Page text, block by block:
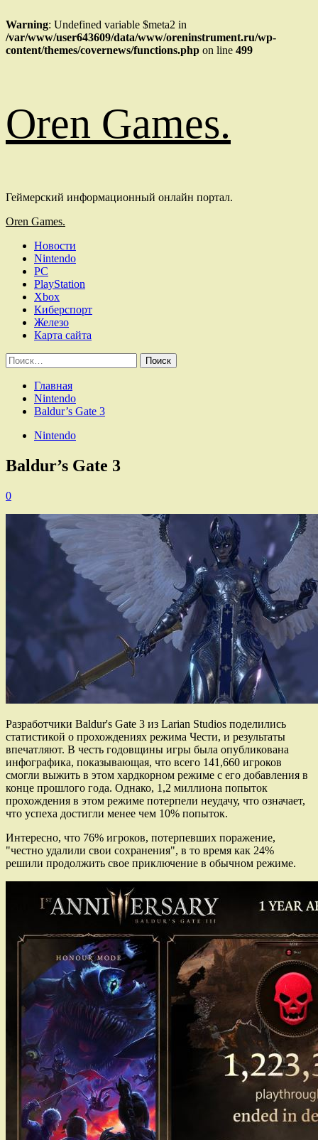
Warning: Undefined variable $meta2 in
/var/www/user643609/data/www/oreninstrument.ru/wp-
content/themes/covernews/functions.php on line 499
к
содержимому
Oren Games.
Геймерский информационный онлайн портал.
Основное
Oren Games.
Новости
Nintendo
PC
PlayStation
Xbox
Киберспорт
Железо
Карта сайта
Найти:
Главная
Nintendo
Baldur’s Gate 3
Nintendo
Baldur’s Gate 3
0
Разработчики Baldur's Gate 3 из Larian Studios поделились
статистикой о прохождениях режима Чести, и результаты
впечатляют. В честь годовщины игры была опубликована
инфографика, показывающая, что всего 141,660 игроков
смогли выжить в этом хардкорном режиме с его добавления в
конце прошлого года. Однако, 1,2 миллиона попыток
прохождения в этом режиме потерпели неудачу, что означает,
что успеха достигли менее чем 10% попыток.
Интересно, что 76% игроков, потерпевших поражение,
"честно удалили свои сохранения", в то время как 24%
решили продолжить свое приключение в обычном режиме.